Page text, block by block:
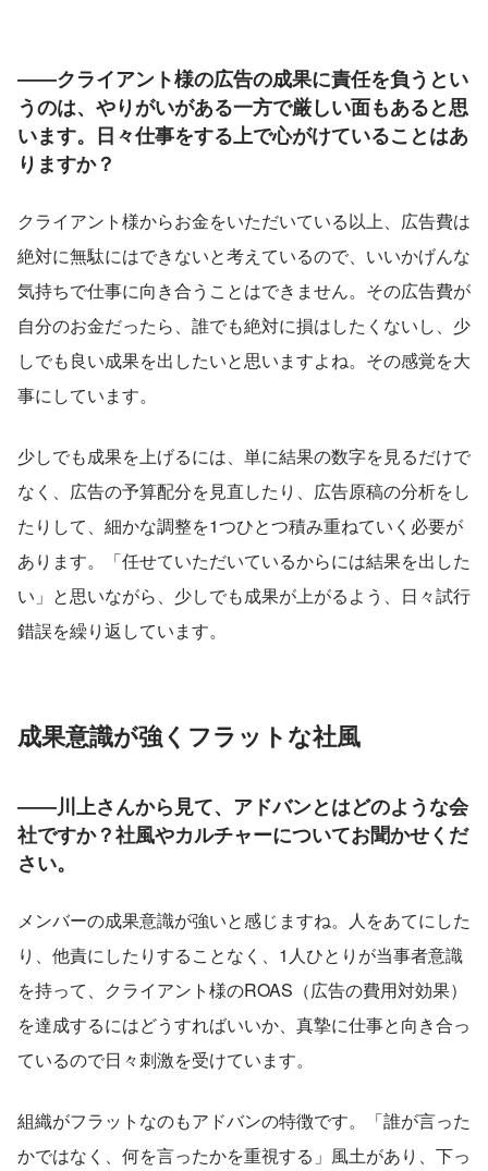
――クライアント様の広告の成果に責任を負うとい
うのは、やりがいがある一方で厳しい面もあると思
います。日々仕事をする上で心がけていることはあ
りますか？
クライアント様からお金をいただいている以上、広告費は
絶対に無駄にはできないと考えているので、いいかげんな
気持ちで仕事に向き合うことはできません。その広告費が
自分のお金だったら、誰でも絶対に損はしたくないし、少
しでも良い成果を出したいと思いますよね。その感覚を大
事にしています。
少しでも成果を上げるには、単に結果の数字を見るだけで
なく、広告の予算配分を見直したり、広告原稿の分析をし
たりして、細かな調整を1つひとつ積み重ねていく必要が
あります。「任せていただいているからには結果を出した
い」と思いながら、少しでも成果が上がるよう、日々試行
錯誤を繰り返しています。
成果意識が強くフラットな社風
――川上さんから見て、アドバンとはどのような会
社ですか？社風やカルチャーについてお聞かせくだ
さい。
メンバーの成果意識が強いと感じますね。人をあてにした
り、他責にしたりすることなく、1人ひとりが当事者意識
を持って、クライアント様のROAS（広告の費用対効果）
を達成するにはどうすればいいか、真摯に仕事と向き合っ
ているので日々刺激を受けています。
組織がフラットなのもアドバンの特徴です。「誰が言った
かではなく、何を言ったかを重視する」風土があり、下っ